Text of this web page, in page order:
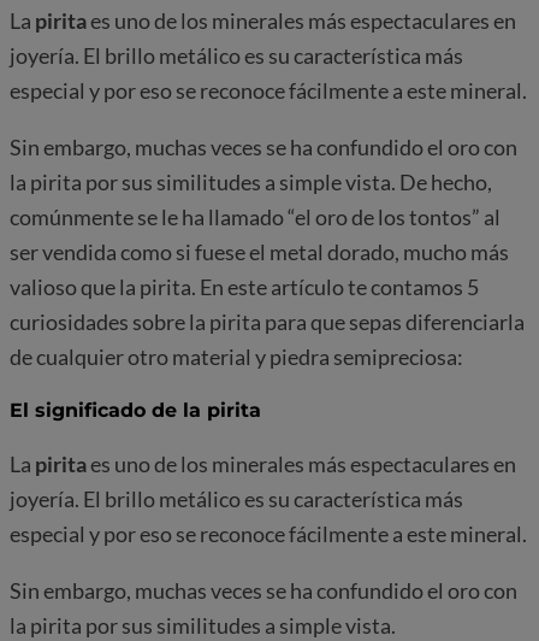
La piritaes uno de los minerales más espectaculares en
joyería. El brillo metálico es su característica más
especial y por eso se reconoce fácilmente a este mineral.
Sin embargo, muchas veces se ha confundido el oro con
la pirita por sus similitudes a simple vista. De hecho,
comúnmente se le ha llamado “el oro de los tontos” al
ser vendida como si fuese el metal dorado, mucho más
valioso que la pirita. En este artículo te contamos 5
curiosidades sobre la pirita para que sepas diferenciarla
de cualquier otro material y piedra semipreciosa:
El significado de la pirita
La piritaes uno de los minerales más espectaculares en
joyería. El brillo metálico es su característica más
especial y por eso se reconoce fácilmente a este mineral.
Sin embargo, muchas veces se ha confundido el oro con
la pirita por sus similitudes a simple vista.